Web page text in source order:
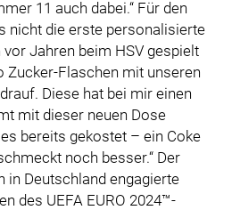
11 auch dabei.“ Für den
nicht die erste personalisierte
vor Jahren beim HSV gespielt
Zucker-Flaschen mit unseren
Diese hat bei mir einen
mit dieser neuen Dose
bereits gekostet – ein Coke
noch besser.“ Der
in Deutschland engagierte
des UEFA EURO 2024™-